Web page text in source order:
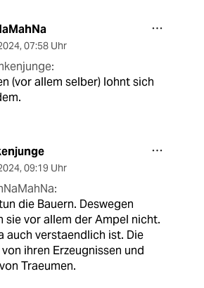
, 07:58 Uhr
(vor allem selber) lohnt sich
, 09:19 Uhr
die Bauern. Deswegen
sie vor allem der Ampel nicht.
auch verstaendlich ist. Die
ihren Erzeugnissen und
Traeumen.